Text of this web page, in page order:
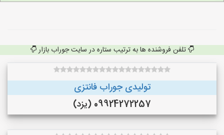
تلفن فروشنده ها به ترتیب ستاره در سایت جوراب بازار
تولیدی جوراب فانتزی
09924272257 (یزد)